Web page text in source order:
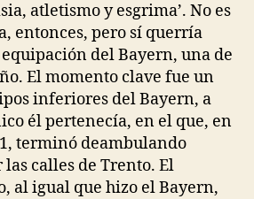
atletismo y esgrima’. No es
entonces, pero sí querría
del Bayern, una de
El momento clave fue un
inferiores del Bayern, a
él pertenecía, en el que, en
terminó deambulando
calles de Trento. El
al igual que hizo el Bayern,